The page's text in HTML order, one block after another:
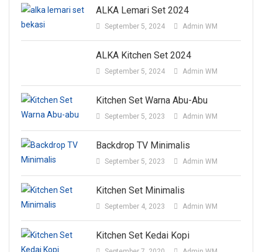
ALKA Lemari Set 2024
September 5, 2024 Admin WM
ALKA Kitchen Set 2024
September 5, 2024 Admin WM
Kitchen Set Warna Abu-Abu
September 5, 2023 Admin WM
Backdrop TV Minimalis
September 5, 2023 Admin WM
Kitchen Set Minimalis
September 4, 2023 Admin WM
Kitchen Set Kedai Kopi